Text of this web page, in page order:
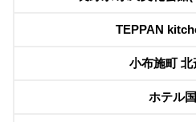
TEPPAN
小布施町 北
ホテル